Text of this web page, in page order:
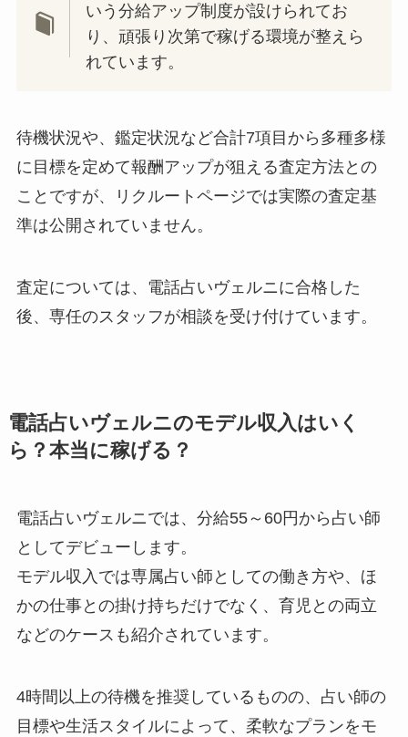
いう分給アップ制度が設けられてお
り、頑張り次第で稼げる環境が整えら
れています。
待機状況や、鑑定状況など合計7項目から多種多様
に目標を定めて報酬アップが狙える査定方法との
ことですが、リクルートページでは実際の査定基
準は公開されていません。
査定については、電話占いヴェルニに合格した
後、専任のスタッフが相談を受け付けています。
電話占いヴェルニのモデル収入はいく
ら？本当に稼げる？
電話占いヴェルニでは、分給55～60円から占い師
としてデビューします。
モデル収入では専属占い師としての働き方や、ほ
かの仕事との掛け持ちだけでなく、育児との両立
などのケースも紹介されています。
4時間以上の待機を推奨しているものの、占い師の
目標や生活スタイルによって、柔軟なプランをモ